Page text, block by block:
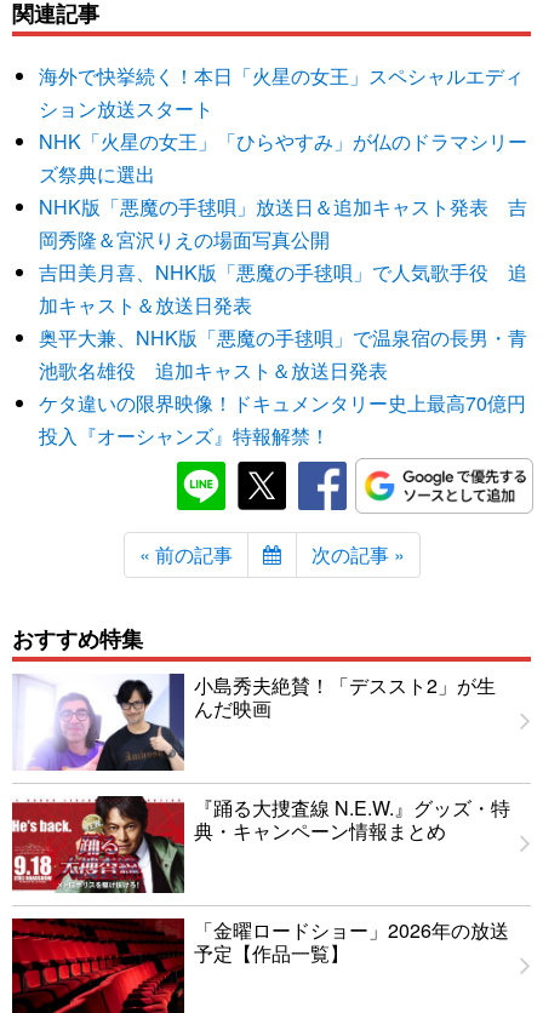
関連記事
海外で快挙続く！本日「火星の女王」スペシャルエディ
ション放送スタート
NHK「火星の女王」「ひらやすみ」が仏のドラマシリー
ズ祭典に選出
NHK版「悪魔の手毬唄」放送日＆追加キャスト発表 吉
岡秀隆＆宮沢りえの場面写真公開
吉田美月喜、NHK版「悪魔の手毬唄」で人気歌手役 追
加キャスト＆放送日発表
奥平大兼、NHK版「悪魔の手毬唄」で温泉宿の長男・青
池歌名雄役 追加キャスト＆放送日発表
ケタ違いの限界映像！ドキュメンタリー史上最高70億円
投入『オーシャンズ』特報解禁！
« 前の記事 次の記事 »
おすすめ特集
小島秀夫絶賛！「デススト2」が生
んだ映画
『踊る大捜査線 N.E.W.』グッズ・特
典・キャンペーン情報まとめ
「金曜ロードショー」2026年の放送
予定【作品一覧】